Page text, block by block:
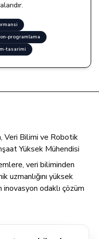
programlama
tasarimi
Veri Bilimi ve Robotik
Yüksek Mühendisi
veri biliminden
uzmanlığını yüksek
odaklı çözüm